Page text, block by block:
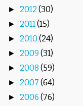
► 2012 (30)
► 2011(15)
► 2010 (24)
► 2009 (31)
► 2008 (59)
► 2007 (64)
► 2006 (76)